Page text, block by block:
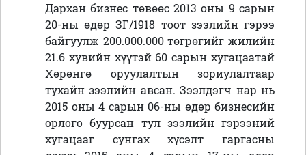
Дархан бизнес төвөөс 2013 оны 9 сарын
20-ны өдөр ЗГ/1918 тоот зээлийн гэрээ
байгуулж 200.000.000 төгрөгийг жилийн
21.6 хувийн хүүтэй 60 сарын хугацаатай
Хөрөнгө оруулалтын зориулалтаар
тухайн зээлийн авсан. Зээлдэгч нар нь
2015 оны 4 сарын 06-ны өдөр бизнесийн
орлого буурсан тул зээлийн гэрээний
хугацааг сунгах хүсэлт гаргасны